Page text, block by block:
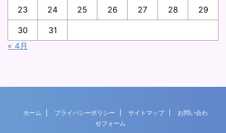
23 24 25 26 27 28 29
30
31
« 4月
ホーム プライバシーポリシー サイトマップ
お問い合わ
せフォーム